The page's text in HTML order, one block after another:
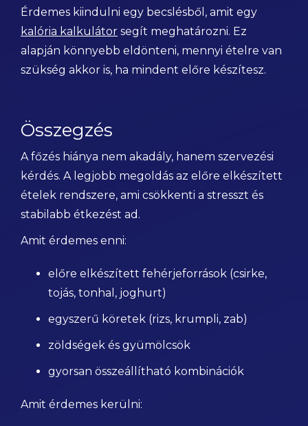
Érdemes kiindulni egy becslésből, amit egy
kalória kalkulátor segít meghatározni. Ez
alapján könnyebb eldönteni, mennyi ételre van
szükség akkor is, ha mindent előre készítesz.
Összegzés
A főzés hiánya nem akadály, hanem szervezési
kérdés. A legjobb megoldás az előre elkészített
ételek rendszere, ami csökkenti a stresszt és
stabilabb étkezést ad.
Amit érdemes enni:
előre elkészített fehérjeforrások (csirke,
tojás, tonhal, joghurt)
egyszerű köretek (rizs, krumpli, zab)
zöldségek és gyümölcsök
gyorsan összeállítható kombinációk
Amit érdemes kerülni: